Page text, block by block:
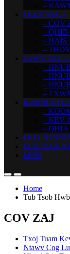
–
TEEV NTUJ
– COV
–
– HAIS
–
TSWV NTUJ
–
–
–
–
KAWM
–
– KEV
– QHIA
LEEJ
LUB SIAB
LINK
Home
Tub Tsob Hwb
COV ZAJ
Txoj Tuam
Ntawv Cog